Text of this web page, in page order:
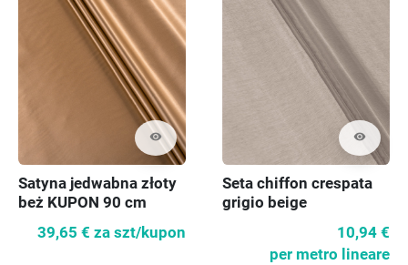
visibility
Satyna jedwabna złoty
beż KUPON 90 cm
39,65 € za szt/kupon
visibility
Seta chiffon crespata
grigio beige
10,94 €
per metro lineare